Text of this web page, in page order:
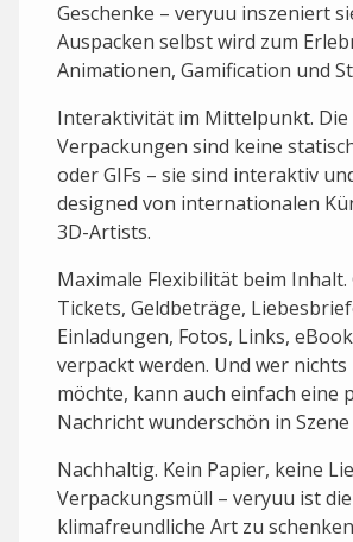
Geschenke – veryuu inszeniert
Auspacken selbst wird zum
Animationen, Gamification und
Interaktivität im Mittelpunkt. Die
Verpackungen sind keine
oder GIFs – sie sind interaktiv
designed von internationalen
3D-Artists.
Maximale Flexibilität beim Inhalt.
Tickets, Geldbeträge,
Einladungen, Fotos, Links,
verpackt werden. Und wer nichts
möchte, kann auch einfach eine
Nachricht wunderschön in Szene
Nachhaltig. Kein Papier, keine
Verpackungsmüll – veryuu ist die
klimafreundliche Art zu